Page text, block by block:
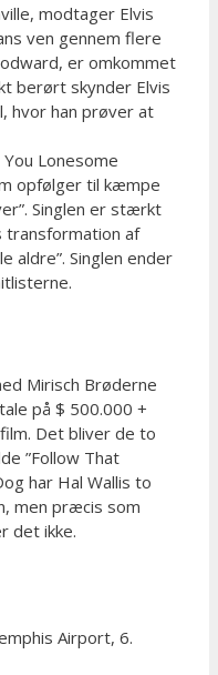
modtager Elvis
ven gennem flere
er omkommet
berørt skynder Elvis
hvor han prøver at
You Lonesome
opfølger til kæmpe
Singlen er stærkt
transformation af
aldre”. Singlen ender
Mirisch Brøderne
på $ 500.000 +
Det bliver de to
”Follow That
har Hal Wallis to
men præcis som
det ikke.
Airport, 6.